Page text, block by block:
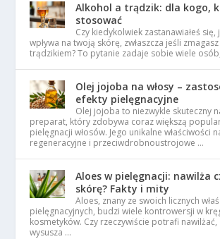
Alkohol a trądzik: dla kogo,
stosować
Czy kiedykolwiek zastanawiałeś się,
wpływa na twoją skórę, zwłaszcza jeśli
trądzikiem? To pytanie zadaje sobie wiele
Olej jojoba na włosy –
efekty pielęgnacyjne
Olej jojoba to niezwykle skuteczny
preparat, który zdobywa coraz większą
pielęgnacji włosów. Jego unikalne właściwości
regeneracyjne i przeciwdrobnoustrojowe …
Aloes w pielęgnacji: nawilża
skórę? Fakty i mity
Aloes, znany ze swoich licznych
pielęgnacyjnych, budzi wiele kontrowersji w
kosmetyków. Czy rzeczywiście potrafi
wysusza …